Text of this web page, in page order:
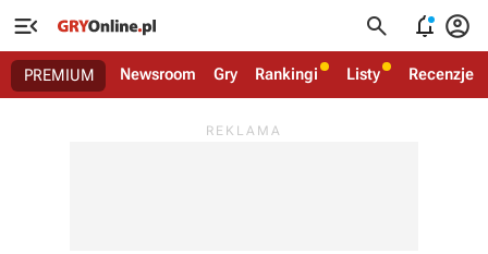
   
PREMIUM Newsroom Gry Rankingi Listy Recenzje